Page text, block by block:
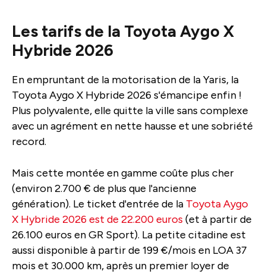
Les tarifs de la Toyota Aygo X
Hybride 2026
En empruntant de la motorisation de la Yaris, la
Toyota Aygo X Hybride 2026 s'émancipe enfin !
Plus polyvalente, elle quitte la ville sans complexe
avec un agrément en nette hausse et une sobriété
record.
Mais cette montée en gamme coûte plus cher
(environ 2.700 € de plus que l'ancienne
génération). Le ticket d'entrée de la Toyota Aygo
X Hybride 2026 est de 22.200 euros (et à partir de
26.100 euros en GR Sport). La petite citadine est
aussi disponible à partir de 199 €/mois en LOA 37
mois et 30.000 km, après un premier loyer de